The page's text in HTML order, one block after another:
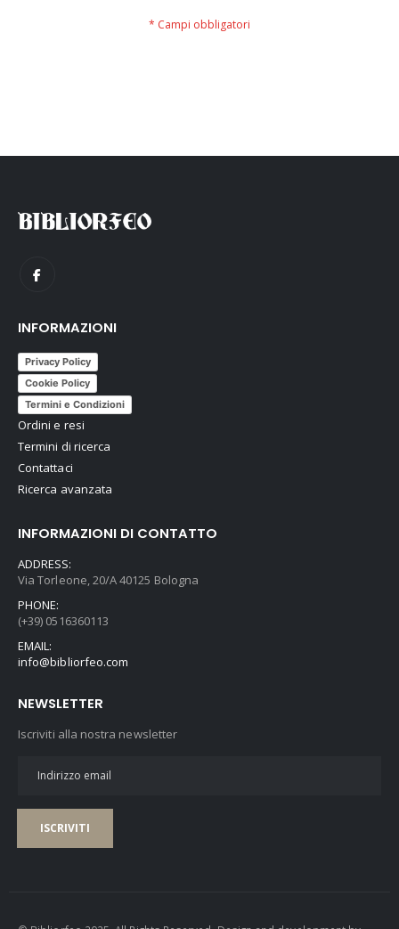
INFORMAZIONI
Privacy Policy
Cookie Policy
Termini e Condizioni
Ordini e resi
Termini di ricerca
Contattaci
Ricerca avanzata
INFORMAZIONI DI CONTATTO
ADDRESS:
Via Torleone, 20/A 40125 Bologna
PHONE:
(+39) 0516360113
EMAIL:
info@bibliorfeo.com
NEWSLETTER
Iscriviti alla nostra newsletter
ISCRIVITI